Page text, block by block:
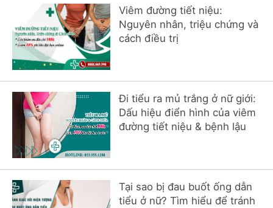
Viêm đường tiết niệu:
Nguyên nhân, triệu chứng và
cách điều trị
Đi tiểu ra mủ trắng ở nữ giới:
Dấu hiệu điển hình của viêm
đường tiết niệu & bệnh lậu
Tại sao bị đau buốt ống dẫn
tiểu ở nữ? Tìm hiểu để tránh